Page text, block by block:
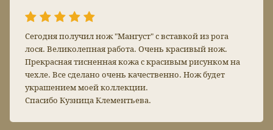
Сегодня получил нож "Мангуст" с вставкой из рога
лося. Великолепная работа. Очень красивый нож.
Прекрасная тисненная кожа с красивым рисунком на
чехле. Все сделано очень качественно. Нож будет
украшением моей коллекции.
Спасибо Кузница Клементьева.